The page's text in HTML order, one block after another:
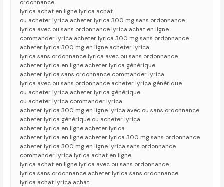
ordonnance
lyrica achat en ligne lyrica achat
ou acheter lyrica acheter lyrica 300 mg sans ordonnance
lyrica avec ou sans ordonnance lyrica achat en ligne
commander lyrica acheter lyrica 300 mg sans ordonnance
acheter lyrica 300 mg en ligne acheter lyrica
lyrica sans ordonnance lyrica avec ou sans ordonnance
acheter lyrica en ligne acheter lyrica générique
acheter lyrica sans ordonnance commander lyrica
lyrica avec ou sans ordonnance acheter lyrica générique
ou acheter lyrica acheter lyrica générique
ou acheter lyrica commander lyrica
acheter lyrica 300 mg en ligne lyrica avec ou sans ordonnance
acheter lyrica générique ou acheter lyrica
acheter lyrica en ligne acheter lyrica
acheter lyrica en ligne acheter lyrica 300 mg sans ordonnance
acheter lyrica 300 mg en ligne lyrica sans ordonnance
commander lyrica lyrica achat en ligne
lyrica achat en ligne lyrica avec ou sans ordonnance
lyrica sans ordonnance acheter lyrica sans ordonnance
lyrica achat lyrica achat